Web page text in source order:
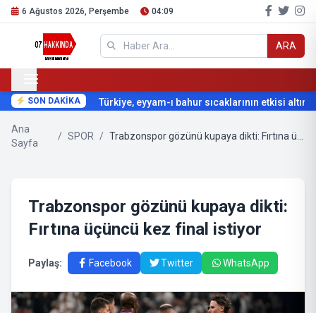
6 Ağustos 2026, Perşembe 04:09
ARA
SON DAKİKA Türkiye, eyyam-ı bahur sıcaklarının etkisi altına
Ana
Sayfa
/ SPOR /
Trabzonspor gözünü kupaya dikti:
Fırtına üçüncü kez final istiyor
Paylaş: Facebook Twitter WhatsApp